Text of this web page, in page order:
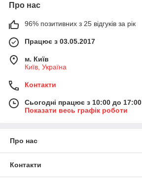
Про нас
96% позитивних з 25 відгуків за рік
Працює з 03.05.2017
м. Київ
Київ, Україна
Контакти
Сьогодні працює з 10:00 до 17:00
Показати весь графік роботи
Про нас
Контакти